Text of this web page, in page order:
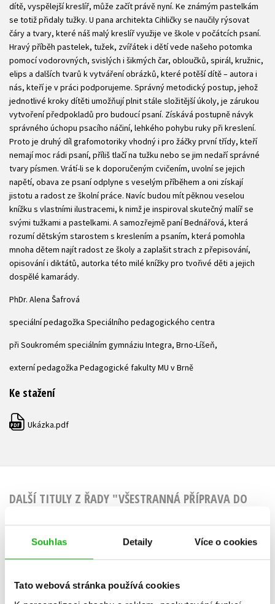
Souhlas Detaily Více o cookies
Tato webová stránka používá cookies
dítě, vyspělejší kreslíř, může začít právě nyní. Ke známým pastelkám
se totiž přidaly tužky. U pana architekta Cihličky se naučily rýsovat
čáry a tvary, které náš malý kreslíř využije ve škole v počátcích psaní.
Hravý příběh pastelek, tužek, zvířátek i dětí vede našeho potomka
pomocí vodorovných, svislých i šikmých čar, obloučků, spirál, kružnic,
elips a dalších tvarů k vytváření obrázků, které potěší dítě – autora i
nás, kteří je v práci podporujeme. Správný metodický postup, jehož
jednotlivé kroky dítěti umožňují plnit stále složitější úkoly, je zárukou
vytvoření předpokladů pro budoucí psaní. Získává postupně návyk
správného úchopu psacího náčiní, lehkého pohybu ruky při kreslení.
Proto je druhý díl grafomotoriky vhodný i pro žáčky první třídy, kteří
nemají moc rádi psaní, příliš tlačí na tužku nebo se jim nedaří správné
tvary písmen. Vrátí-li se k doporučeným cvičením, uvolní se jejich
napětí, obava ze psaní odplyne s veselým příběhem a oni získají
jistotu a radost ze školní práce. Navíc budou mít pěknou veselou
knížku s vlastními ilustracemi, k nimž je inspiroval skutečný malíř se
svými tužkami a pastelkami. A samozřejmě paní Bednářová, která
rozumí dětským starostem s kreslením a psaním, která pomohla
mnoha dětem najít radost ze školy a zaplašit strach z přepisování,
opisování i diktátů, autorka této milé knížky pro tvořivé děti a jejich
dospělé kamarády.
PhDr. Alena Šafrová
speciální pedagožka Speciálního pedagogického centra
při Soukromém speciálním gymnáziu Integra, Brno-Líšeň,
externí pedagožka Pedagogické fakulty MU v Brně
Ke stažení
PDF Ukázka.pdf
DALŠÍ TITULY Z ŘADY "VŠESTRANNÁ PŘÍPRAVA DO
Orientace v
prostoru a čase pro